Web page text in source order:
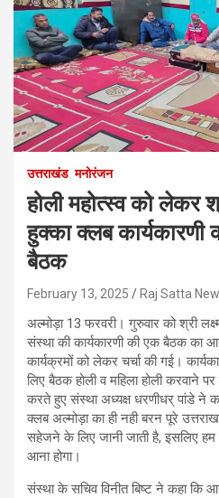
उत्तराखंड मनोरंजन
होली महोत्स्व को लेकर
हुक्का क्लब कार्यकारणी
बैठक
February 13, 2025 Raj Satta
अल्मोड़ा 13 फरवरी। गुरुवार को श्री
संस्था की कार्यकारणी की एक बैठक का
कार्यक्रमों को लेकर चर्चा की गई।
लिए बैठक होली व महिला होली करवाने
करते हुए संस्था अध्यक्ष धरणीधर् पांडे ने
क्लब अल्मोड़ा का ही नही बरन पूरे
सहेजने के लिए जानी जाती है, इसलिए
आना होगा।
संस्था के सचिव विनीत बिष्ट ने कहा कि